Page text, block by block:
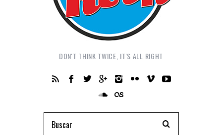
DON'T THINK TWICE, IT'S ALL RIGHT